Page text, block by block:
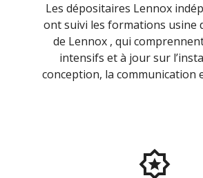
Les dépositaires Lennox
ont suivi les formations usine
de Lennox , qui
intensifs et à jour sur
conception, la communication